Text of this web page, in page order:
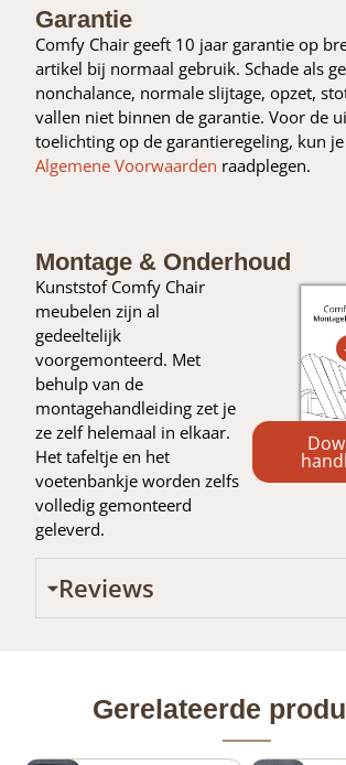
Garantie
Comfy Chair geeft 10 jaar garantie op
artikel bij normaal gebruik. Schade als
nonchalance, normale slijtage, opzet,
vallen niet binnen de garantie. Voor de
toelichting op de garantieregeling, kun
Algemene Voorwaarden raadplegen.
Montage & Onderhoud
Kunststof Comfy Chair
meubelen zijn al
gedeeltelijk
voorgemonteerd. Met
behulp van de
montagehandleiding zet je
ze zelf helemaal in elkaar.
Het tafeltje en het
voetenbankje worden zelfs
volledig gemonteerd
geleverd.
Reviews
Gerelateerde